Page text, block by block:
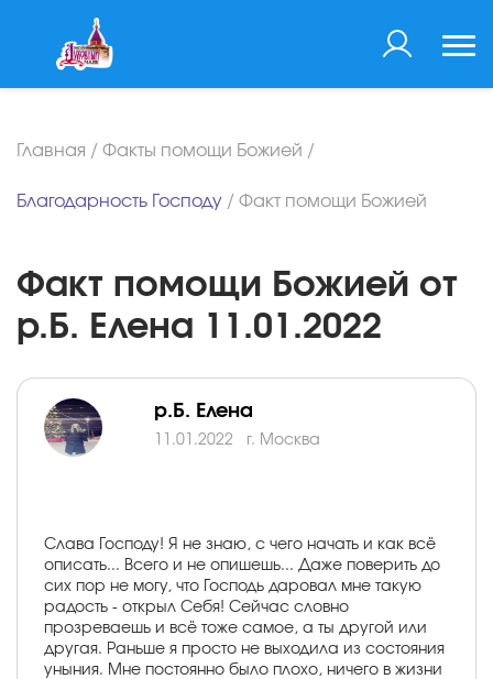
Главная / Факты помощи Божией /
Благодарность Господу / Факт помощи Божией
Факт помощи Божией от
р.Б. Елена 11.01.2022
р.Б. Елена
11.01.2022 г. Москва
Слава Господу! Я не знаю, с чего начать и как всё
описать... Всего и не опишешь... Даже поверить до
сих пор не могу, что Господь даровал мне такую
радость - открыл Себя! Сейчас словно
прозреваешь и всё тоже самое, а ты другой или
другая. Раньше я просто не выходила из состояния
уныния. Мне постоянно было плохо, ничего в жизни